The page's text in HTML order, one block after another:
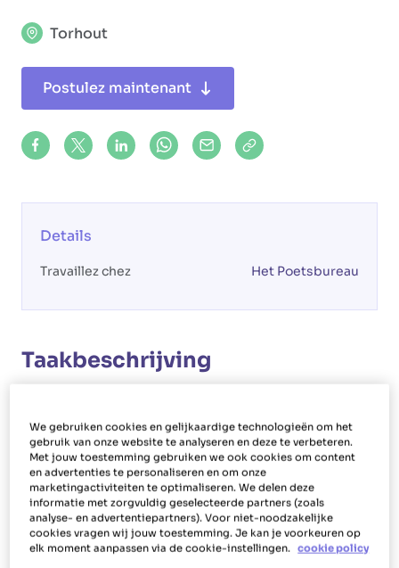
Share on Facebook
Share on X (formerly Twitter)
Share on LinkedIn
Share via Whatsapp
Share via Mail
Copy to clipboard
Torhout
Postulez maintenant
Details
Travaillez chez Het Poetsbureau
Taakbeschrijving
En tant qu'aide-ménagère à Torhout, vous
nettoierez les maisons des gens. En plus de
votre travail de femme ou d'homme de ménage,
vous effectuerez également d'autres tâches
ménagères telles que changer les draps,
préparer les lits, repasser, nettoyer les fenêtres,
We gebruiken cookies en gelijkaardige technologieën om het
gebruik van onze website te analyseren en deze te verbeteren.
Met jouw toestemming gebruiken we ook cookies om content
en advertenties te personaliseren en om onze
marketingactiviteiten te optimaliseren. We delen deze
informatie met zorgvuldig geselecteerde partners (zoals
analyse- en advertentiepartners). Voor niet-noodzakelijke
cookies vragen wij jouw toestemming. Je kan je voorkeuren op
elk moment aanpassen via de cookie-instellingen. cookie policy